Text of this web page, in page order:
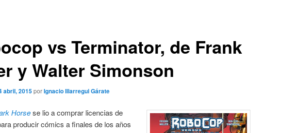
vs Terminator, de Frank
y Walter Simonson
abril, 2015porIgnacio Illarregui Gárate
Horsese lio a comprar licencias de
producir cómics a finales de los años